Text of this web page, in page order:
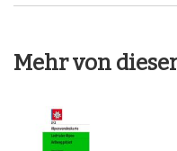
Mehr von